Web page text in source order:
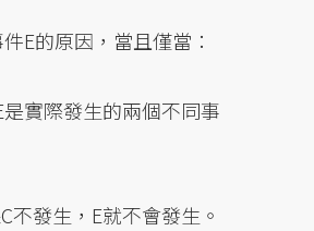
E的原因，當且僅當：
是實際發生的兩個不同事
C不發生，E就不會發生。